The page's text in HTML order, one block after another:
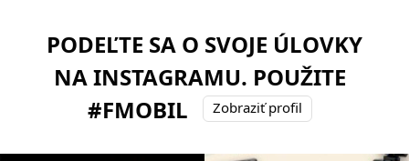
PODEĽTE SA O SVOJE ÚLOVKY
NA INSTAGRAMU. POUŽITE
#FMOBIL
Zobraziť profil